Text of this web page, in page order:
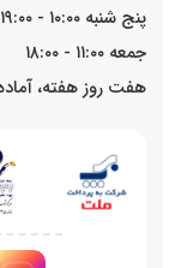
پنج شنبه ۱۰:۰۰ - ۱۹:۰۰
جمعه ۱۱:۰۰ - ۱۸:۰۰
هفت روز هفته،